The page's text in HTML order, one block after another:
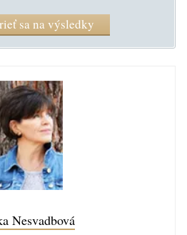
sa na výsledky
Nesvadbová